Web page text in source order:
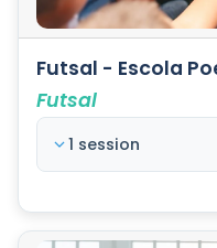
Futsal - Escola
Futsal
1 session